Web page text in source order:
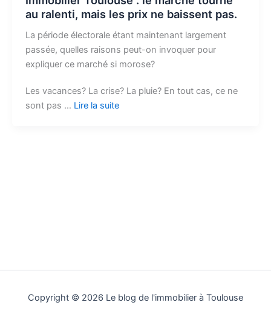
au ralenti, mais les prix ne baissent pas.
La période électorale étant maintenant largement
passée, quelles raisons peut-on invoquer pour
expliquer ce marché si morose?
Les vacances? La crise? La pluie? En tout cas, ce ne
sont pas … Lire la suite
Copyright © 2026 Le blog de l'immobilier à Toulouse